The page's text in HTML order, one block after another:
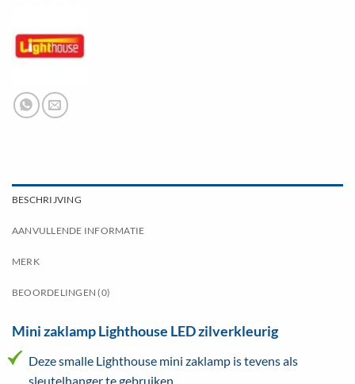
BESCHRIJVING
AANVULLENDE INFORMATIE
MERK
BEOORDELINGEN (0)
Mini zaklamp Lighthouse LED zilverkleurig
Deze smalle Lighthouse mini zaklamp is tevens als
sleutelhanger te gebruiken.